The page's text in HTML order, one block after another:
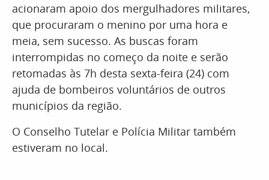
acionaram apoio dos mergulhadores militares,
que procuraram o menino por uma hora e
meia, sem sucesso. As buscas foram
interrompidas no começo da noite e serão
retomadas às 7h desta sexta-feira (24) com
ajuda de bombeiros voluntários de outros
municípios da região.
O Conselho Tutelar e Polícia Militar também
estiveram no local.